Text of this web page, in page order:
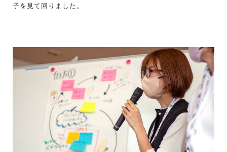
子を見て回りました。